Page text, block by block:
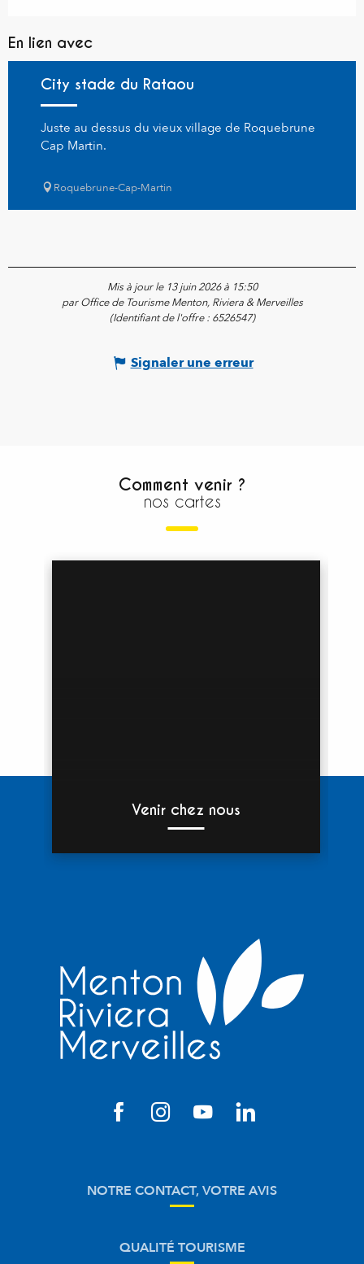
En lien avec
City stade du Rataou
Juste au dessus du vieux village de Roquebrune
Cap Martin.
Roquebrune-Cap-Martin
Mis à jour le 13 juin 2026 à 15:50
par Office de Tourisme Menton, Riviera & Merveilles
(Identifiant de l'offre : 6526547)
Signaler une erreur
Comment venir ?
nos cartes
Venir chez nous
NOTRE CONTACT, VOTRE AVIS
QUALITÉ TOURISME